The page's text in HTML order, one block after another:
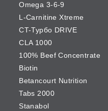
Omega 3-6-9
L-Carnitine Xtreme
CT-Турбо DRIVE
CLA 1000
100% Beef Concentrate
Biotin
Betancourt Nutrition
Tabs 2000
Stanabol